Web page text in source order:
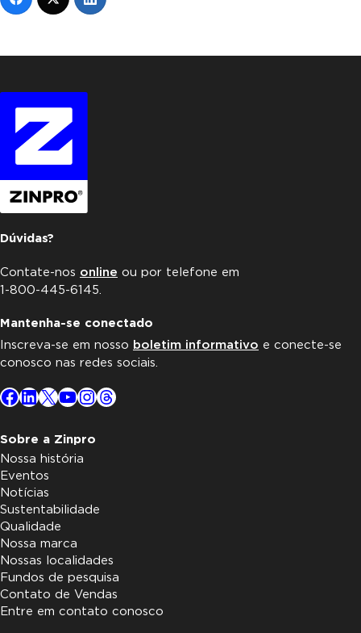
Dúvidas?
Contate-nos online ou por telefone em
1-800-445-6145.
Mantenha-se conectado
Inscreva-se em nosso boletim informativo e conecte-se
conosco nas redes sociais.
Facebook
LinkedIn
X YouTube
Instagram
Threads
Sobre a Zinpro
Nossa história
Eventos
Notícias
Sustentabilidade
Qualidade
Nossa marca
Nossas localidades
Fundos de pesquisa
Contato de Vendas
Entre em contato conosco